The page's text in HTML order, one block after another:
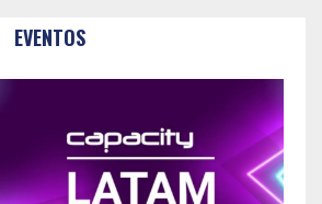
EVENTOS